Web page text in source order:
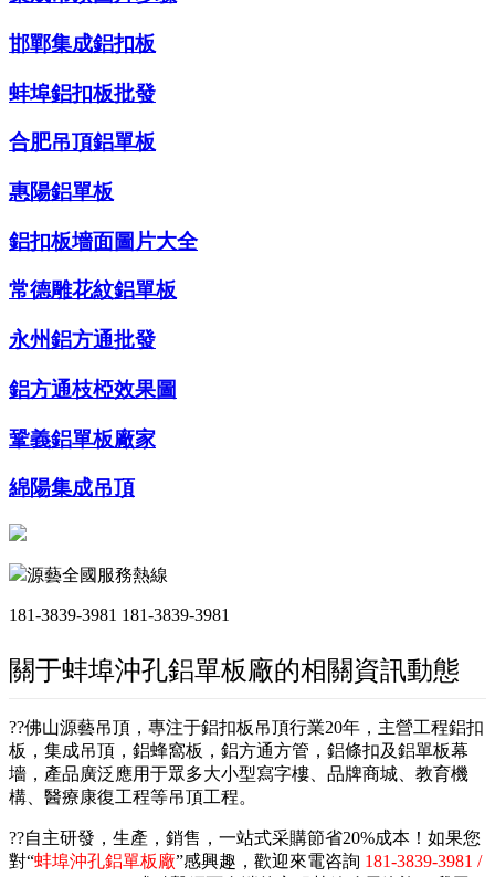
邯鄲集成鋁扣板
蚌埠鋁扣板批發
合肥吊頂鋁單板
惠陽鋁單板
鋁扣板墻面圖片大全
常德雕花紋鋁單板
永州鋁方通批發
鋁方通枝椏效果圖
鞏義鋁單板廠家
綿陽集成吊頂
源藝全國服務熱線
181-3839-3981 181-3839-3981
關于蚌埠沖孔鋁單板廠的相關資訊動態
??佛山源藝吊頂，專注于鋁扣板吊頂行業20年，主營工程鋁扣
板，集成吊頂，鋁蜂窩板，鋁方通方管，鋁條扣及鋁單板幕
墻，產品廣泛應用于眾多大小型寫字樓、品牌商城、教育機
構、醫療康復工程等吊頂工程。
??自主研發，生產，銷售，一站式采購節省20%成本！如果您
對“蚌埠沖孔鋁單板廠”感興趣，歡迎來電咨詢 181-3839-3981 /